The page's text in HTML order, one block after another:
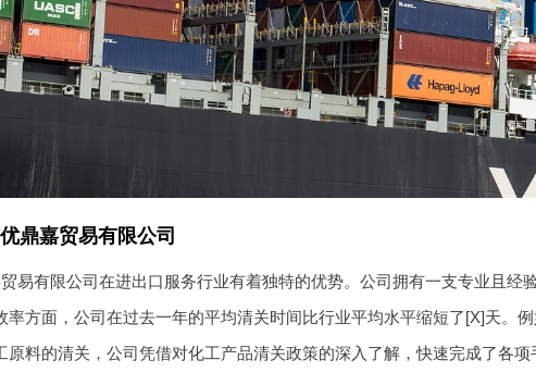
鼎嘉贸易有限公司
易有限公司在进出口服务行业有着独特的优势。公司拥有一支专业且经
率方面，公司在过去一年的平均清关时间比行业平均水平缩短了[X]天。
原料的清关，公司凭借对化工产品清关政策的深入了解，快速完成了各项